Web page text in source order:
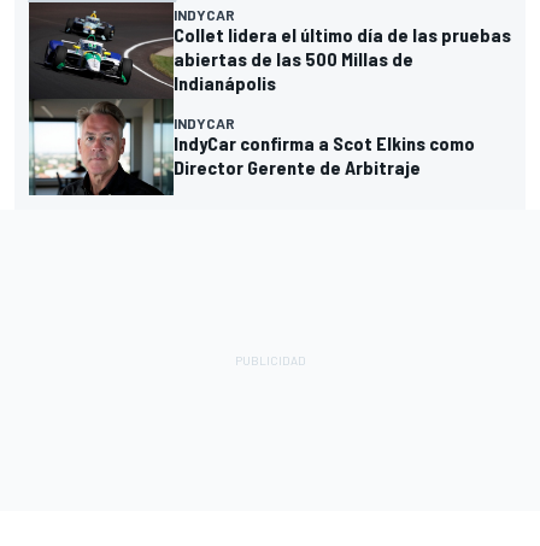
INDYCAR
Collet lidera el último día de las pruebas
abiertas de las 500 Millas de
Indianápolis
INDYCAR
IndyCar confirma a Scot Elkins como
Director Gerente de Arbitraje